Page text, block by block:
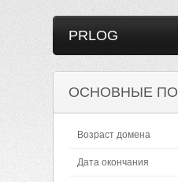
PRLOG
ОСНОВНЫЕ
Возраст домена
Дата окончания